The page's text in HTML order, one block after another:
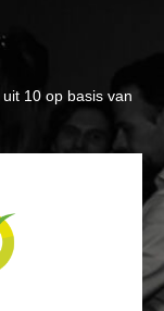
uit 10 op basis van